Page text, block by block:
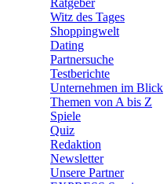
Ratgeber
Witz des Tages
Shoppingwelt
Dating
Partnersuche
Testberichte
Unternehmen im Blick
Themen von A bis Z
Spiele
Quiz
Redaktion
Newsletter
Unsere Partner